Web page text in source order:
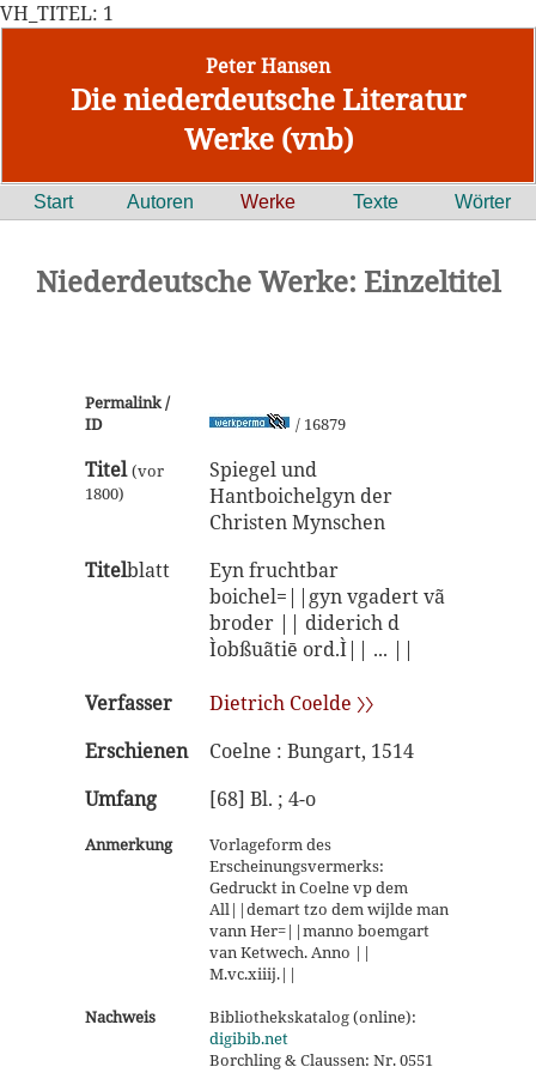
VH_TITEL: 1
Peter Hansen
Die niederdeutsche Literatur
Werke (vnb)
Start Autoren Werke Texte Wörter
Niederdeutsche Werke: Einzeltitel
Permalink /
ID
/ 16879
Titel (vor
1800)
Spiegel und
Hantboichelgyn der
Christen Mynschen
Titelblatt
Eyn fruchtbar
boichel=||gyn vgadert vã
broder || diderich d
Ìobßuãtiē ord.Ì|| ... ||
Verfasser
Dietrich Coelde 〉〉
Erschienen
Coelne : Bungart, 1514
Umfang
[68] Bl. ; 4-o
Anmerkung
Vorlageform des
Erscheinungsvermerks:
Gedruckt in Coelne vp dem
All||demart tzo dem wijlde man
vann Her=||manno boemgart
van Ketwech. Anno ||
M.vc.xiiij.||
Nachweis
Bibliothekskatalog (online):
digibib.net
Borchling & Claussen: Nr. 0551